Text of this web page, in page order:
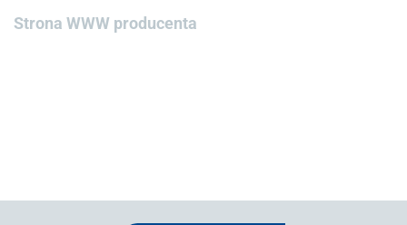
Strona WWW producenta